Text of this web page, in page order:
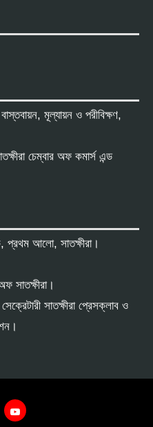
মূল্যায়ন ও পরীবিক্ষণ,
চেম্বার অফ কমার্স এন্ড
প্রথম আলো, সাতক্ষীরা।
সাতক্ষীরা।
সাতক্ষীরা প্রেসক্লাব ও